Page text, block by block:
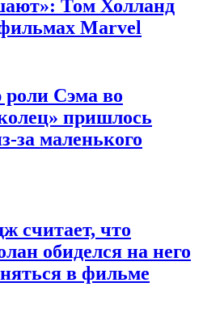
Том Холланд
Marvel
Сэма во
пришлось
за маленького
считает, что
обиделся на него
в фильме